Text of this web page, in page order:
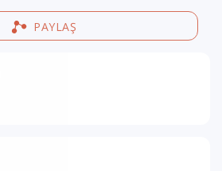
PAYLAŞ